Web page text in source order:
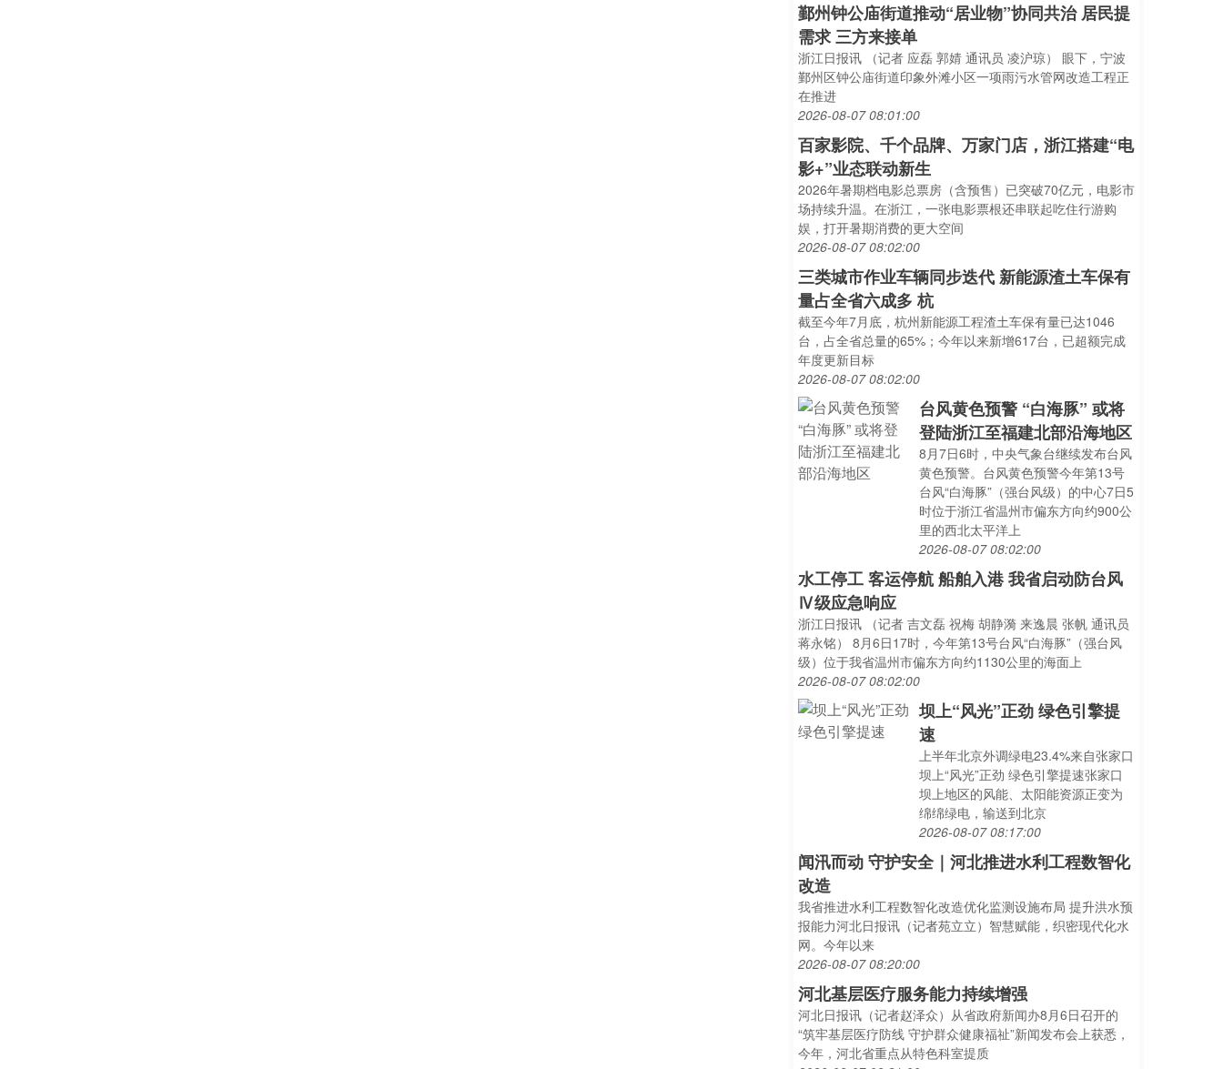
鄞州钟公庙街道推动“居业物”协同共治 居民提
需求 三方来接单
浙江日报讯 （记者 应磊 郭婧 通讯员 凌沪琼） 眼下，宁波
鄞州区钟公庙街道印象外滩小区一项雨污水管网改造工程正
在推进
2026-08-07 08:01:00
百家影院、千个品牌、万家门店，浙江搭建“电
影+”业态联动新生
2026年暑期档电影总票房（含预售）已突破70亿元，电影市
场持续升温。在浙江，一张电影票根还串联起吃住行游购
娱，打开暑期消费的更大空间
2026-08-07 08:02:00
三类城市作业车辆同步迭代 新能源渣土车保有
量占全省六成多 杭
截至今年7月底，杭州新能源工程渣土车保有量已达1046
台，占全省总量的65%；今年以来新增617台，已超额完成
年度更新目标
2026-08-07 08:02:00
台风黄色预警 “白海豚” 或将
登陆浙江至福建北部沿海地区
8月7日6时，中央气象台继续发布台风
黄色预警。台风黄色预警今年第13号
台风“白海豚”（强台风级）的中心7日5
时位于浙江省温州市偏东方向约900公
里的西北太平洋上
2026-08-07 08:02:00
水工停工 客运停航 船舶入港 我省启动防台风
Ⅳ级应急响应
浙江日报讯 （记者 吉文磊 祝梅 胡静漪 来逸晨 张帆 通讯员
蒋永铭） 8月6日17时，今年第13号台风“白海豚”（强台风
级）位于我省温州市偏东方向约1130公里的海面上
2026-08-07 08:02:00
坝上“风光”正劲 绿色引擎提
速
上半年北京外调绿电23.4%来自张家口
坝上“风光”正劲 绿色引擎提速张家口
坝上地区的风能、太阳能资源正变为
绵绵绿电，输送到北京
2026-08-07 08:17:00
闻汛而动 守护安全｜河北推进水利工程数智化
改造
我省推进水利工程数智化改造优化监测设施布局 提升洪水预
报能力河北日报讯（记者苑立立）智慧赋能，织密现代化水
网。今年以来
2026-08-07 08:20:00
河北基层医疗服务能力持续增强
河北日报讯（记者赵泽众）从省政府新闻办8月6日召开的
“筑牢基层医疗防线 守护群众健康福祉”新闻发布会上获悉，
今年，河北省重点从特色科室提质